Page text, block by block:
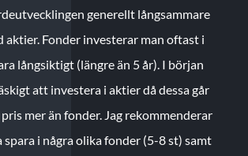
generellt långsammare
aktier. Fonder investerar man oftast i
långsiktigt (längre än 5 år). I början
att investera i aktier då dessa går
mer än fonder. Jag rekommenderar
i några olika fonder (5-8 st) samt